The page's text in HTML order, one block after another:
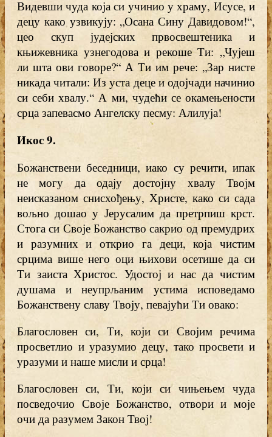
Видевши чуда која си учинио у храму, Исусе, и
децу како узвикују: „Осана Сину Давидовом!“,
цео скуп јудејских првосвештеника и
књижевника узнегодова и рекоше Ти: „Чујеш
ли шта ови говоре?“ А Ти им рече: „Зар нисте
никада читали: Из уста деце и одојчади начинио
си себи хвалу.“ А ми, чудећи се окамењености
срца запевасмо Ангелску песму: Алилуја!
Икос 9.
Божанствени беседници, иако су речити, ипак
не могу да одају достојну хвалу Твојм
неисказаном снисхођењу, Христе, како си сада
вољно дошао у Јерусалим да претрпиш крст.
Стога си Своје Божанство сакрио од премудрих
и разумних и открио га деци, која чистим
срцима више него оци њихови осетише да си
Ти заиста Христос. Удостој и нас да чистим
душама и неупрљаним устима исповедамо
Божанствену славу Твоју, певајући Ти овако:
Благословен си, Ти, који си Својим речима
просветлио и уразумио децу, тако просвети и
уразуми и наше мисли и срца!
Благословен си, Ти, који си чињењем чуда
посведочио Своје Божанство, отвори и моје
очи да разумем Закон Твој!